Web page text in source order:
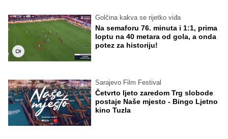
Golčina kakva se rijetko viđa
Na semaforu 76. minuta i 1:1, prima
loptu na 40 metara od gola, a onda
potez za historiju!
Sarajevo Film Festival
Četvrto ljeto zaredom Trg slobode
postaje Naše mjesto - Bingo Ljetno
kino Tuzla